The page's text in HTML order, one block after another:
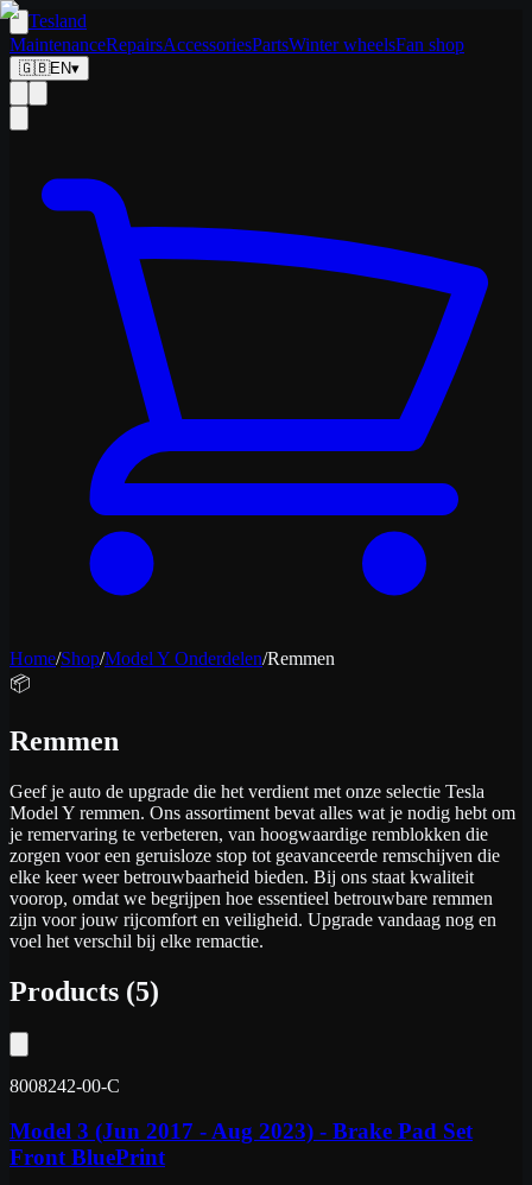
Tesland
MaintenanceRepairsAccessoriesPartsWinter wheelsFan shop
🇬🇧EN▾
Home/Shop/Model Y Onderdelen/Remmen
📦
Remmen
Geef je auto de upgrade die het verdient met onze selectie Tesla
Model Y remmen. Ons assortiment bevat alles wat je nodig hebt om
je remervaring te verbeteren, van hoogwaardige remblokken die
zorgen voor een geruisloze stop tot geavanceerde remschijven die
elke keer weer betrouwbaarheid bieden. Bij ons staat kwaliteit
voorop, omdat we begrijpen hoe essentieel betrouwbare remmen
zijn voor jouw rijcomfort en veiligheid. Upgrade vandaag nog en
voel het verschil bij elke remactie.
Products (5)
8008242-00-C
Model 3 (Jun 2017 - Aug 2023) - Brake Pad Set
Front BluePrint